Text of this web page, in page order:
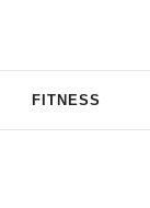
FITNESS